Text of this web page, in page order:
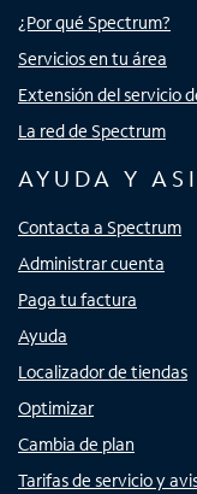
¿Por qué Spectrum?
Servicios en tu área
Extensión del servicio
La red de Spectrum
AYUDA Y
Contacta a Spectrum
Administrar cuenta
Paga tu factura
Ayuda
Localizador de tiendas
Optimizar
Cambia de plan
Tarifas de servicio y